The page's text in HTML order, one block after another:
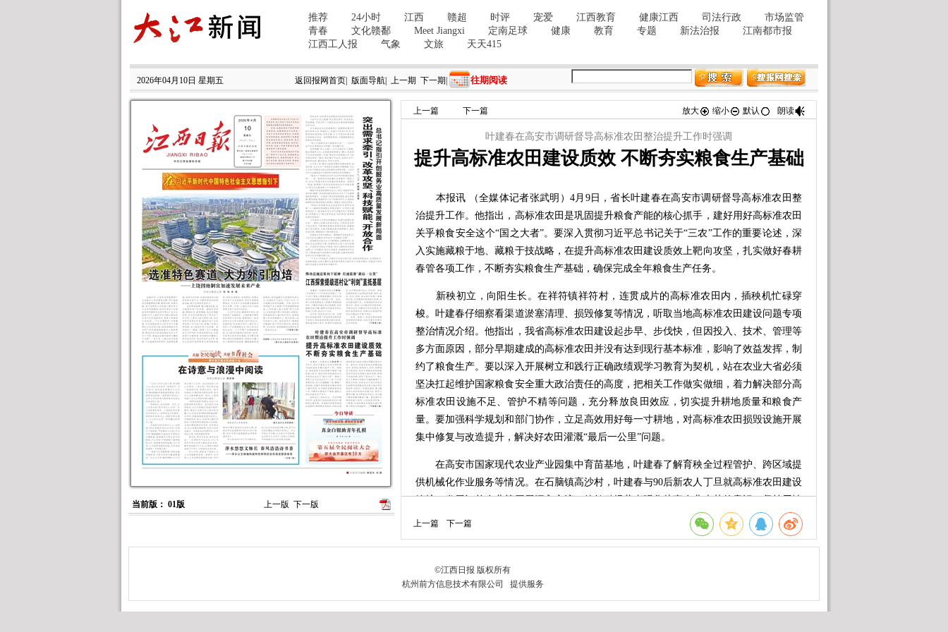
2026年04月10日 星期五 返回报网首页 版面导航 上一期 下一期 往期阅读
当前版： 01版 上一版 下一版
上一篇 下一篇 放大 缩小 默认 朗读
叶建春在高安市调研督导高标准农田整治提升工作时强调
提升高标准农田建设质效 不断夯实粮食生产基础
本报讯 （全媒体记者张武明）4月9日，省长叶建春在高安市调研督导高标准农田整
治提升工作。他指出，高标准农田是巩固提升粮食产能的核心抓手，建好用好高标准农田
关乎粮食安全这个“国之大者”。要深入贯彻习近平总书记关于“三农”工作的重要论述，深
入实施藏粮于地、藏粮于技战略，在提升高标准农田建设质效上靶向攻坚，扎实做好春耕
春管各项工作，不断夯实粮食生产基础，确保完成全年粮食生产任务。
新秧初立，向阳生长。在祥符镇祥符村，连贯成片的高标准农田内，插秧机忙碌穿
梭。叶建春仔细察看渠道淤塞清理、损毁修复等情况，听取当地高标准农田建设问题专项
整治情况介绍。他指出，我省高标准农田建设起步早、步伐快，但因投入、技术、管理等
多方面原因，部分早期建成的高标准农田并没有达到现行基本标准，影响了效益发挥，制
约了粮食生产。要以深入开展树立和践行正确政绩观学习教育为契机，站在农业大省必须
坚决扛起维护国家粮食安全重大政治责任的高度，把相关工作做实做细，着力解决部分高
标准农田设施不足、管护不精等问题，充分释放良田效应，切实提升耕地质量和粮食产
量。要加强科学规划和部门协作，立足高效用好每一寸耕地，对高标准农田损毁设施开展
集中修复与改造提升，解决好农田灌溉“最后一公里”问题。
在高安市国家现代农业产业园集中育苗基地，叶建春了解育秧全过程管护、跨区域提
供机械化作业服务等情况。在石脑镇高沙村，叶建春与90后新农人丁旦就高标准农田建设
管护、发展订单农业等开展深入交流。他勉励经营者强化从事农业光荣的意识，坚持用情
怀做农业、向科技要未来，提升联农带农能力，为促进农业高质高效、农民富裕富足贡献
更多力量。他强调，促进良田良种良机良法集成增效，关键要聚焦选育良种、提升单产，
上一篇 下一篇